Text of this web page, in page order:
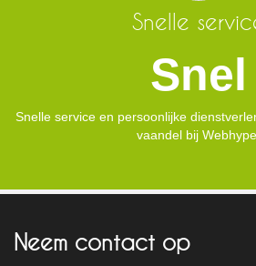
Snelle
Snel
Snelle service en persoonlijke
vaandel bij Webhype.
Neem contact op